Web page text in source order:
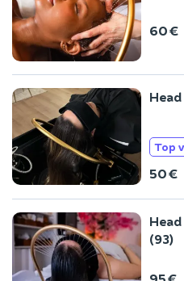
60 €
Top
50 €
(93)